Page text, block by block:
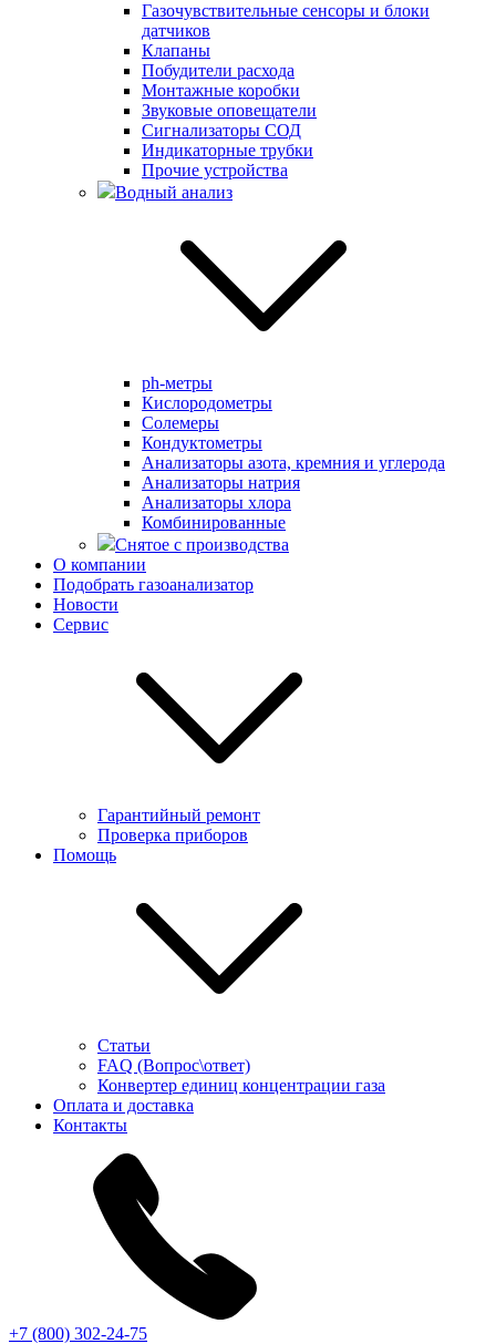
Газочувствительные сенсоры и блоки
датчиков
Клапаны
Побудители расхода
Монтажные коробки
Звуковые оповещатели
Сигнализаторы СОД
Индикаторные трубки
Прочие устройства
Водный анализ
ph-метры
Кислородометры
Солемеры
Кондуктометры
Анализаторы азота, кремния и углерода
Анализаторы натрия
Анализаторы хлора
Комбинированные
Снятое с производства
О компании
Подобрать газоанализатор
Новости
Сервис
Гарантийный ремонт
Проверка приборов
Помощь
Статьи
FAQ (Вопрос\ответ)
Конвертер единиц концентрации газа
Оплата и доставка
Контакты
+7 (800) 302-24-75